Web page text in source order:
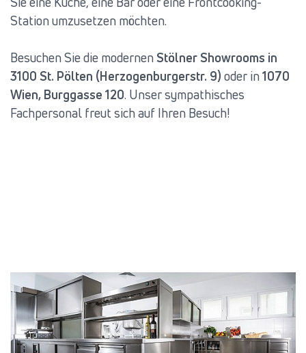
Station umzusetzen möchten.
Besuchen Sie die modernenStölner Showrooms in
3100 St. Pölten (Herzogenburgerstr. 9) oder in1070
Wien, Burggasse 120. Unser sympathisches
Fachpersonal freut sich auf Ihren Besuch!